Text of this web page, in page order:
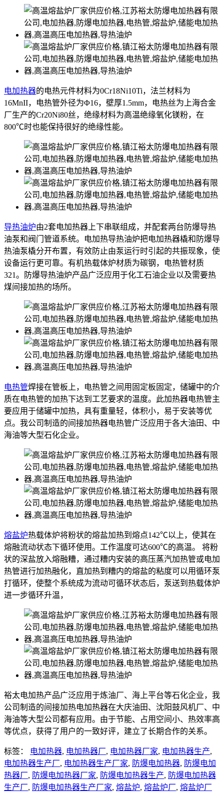
电加热器的电热元件材料为0Cr18Ni10Ti，法兰材料为
16MnII，电热管外径为Φ16，壁厚1.5mm，电热丝为上海合金
厂生产的Cr20Ni80丝，绝缘材料为高温绝缘氧化镁粉，在
800℃时也能保持很好的绝缘性能。
导热油炉由2套电加热器上下串联组成，并配套两台防爆导热
油泵和阀门管道系统。电加热导热油炉把电加热器橇和防爆导
热油泵橇分开布置，有效防止由泵运行时引起的共振现象，使
设备运行更可靠。有机热载体炉材质为碳钢，电热管材质
321。防爆导热油炉产品广泛应用于化工石油企业以及需要热
煤间接加热的场所。
电热管焊接在管板上，电热管之间用固定板固定，储罐中的介
质在电热管的加热下达到工艺要求的温度。此加热器电热管主
要应用于储罐中加热，具有重量轻，体积小，易于安装等优
点。我公司制造的间接加热器电热管广泛应用于各大油田、中
海油等大型石化企业。
熔盐炉热载体炉将粉状的熔盐加热到熔点142℃以上，使其在
熔融流动状态下循环使用。工作温度可达600℃的高温。 将粉
状的深盐放入熔融糟，通过糟内安装的高压蒸汽加热管或电加
热管进行加热融化，直加热到糟内的熔盐的粘度可以用循环泵
打循环，使整个系统成为流动可循环状态后，泵送到热载体炉
进一步循环升温，
裕太电加热产品广泛应用于炼油厂、海上平台等石化企业，我
公司制造的间接加热电加热器在大庆油田、沈阳鼓风机厂、中
海油等大型公司都有应用。由于节能、占用空间小、热效率高
等优点，获得了用户的一致好评，建立了长期合作的关系。
标签： 电加热器, 电加热器厂, 电加热器厂家, 电加热器生产,
电加热器生产厂, 电加热器生产厂家, 防爆电加热器, 防爆电加
热器厂, 防爆电加热器厂家, 防爆电加热器生产, 防爆电加热器
生产厂, 防爆电加热器生产厂家, 熔盐炉, 熔盐炉厂, 熔盐炉厂